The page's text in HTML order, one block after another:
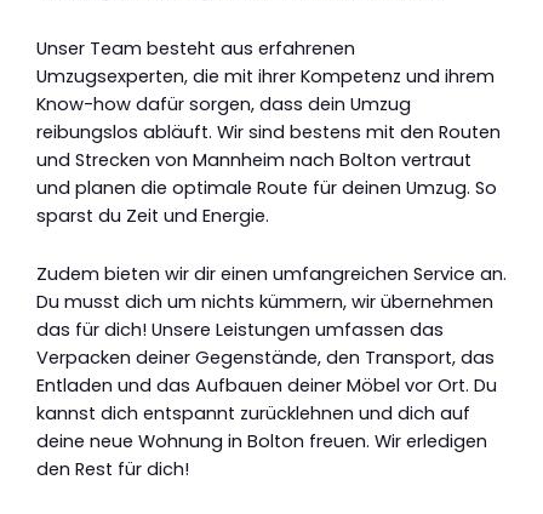
Unser Team besteht aus erfahrenen
Umzugsexperten, die mit ihrer Kompetenz und ihrem
Know-how dafür sorgen, dass dein Umzug
reibungslos abläuft. Wir sind bestens mit den Routen
und Strecken von Mannheim nach Bolton vertraut
und planen die optimale Route für deinen Umzug. So
sparst du Zeit und Energie.
Zudem bieten wir dir einen umfangreichen Service an.
Du musst dich um nichts kümmern, wir übernehmen
das für dich! Unsere Leistungen umfassen das
Verpacken deiner Gegenstände, den Transport, das
Entladen und das Aufbauen deiner Möbel vor Ort. Du
kannst dich entspannt zurücklehnen und dich auf
deine neue Wohnung in Bolton freuen. Wir erledigen
den Rest für dich!